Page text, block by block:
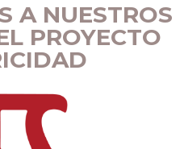
A NUESTROS
PROYECTO